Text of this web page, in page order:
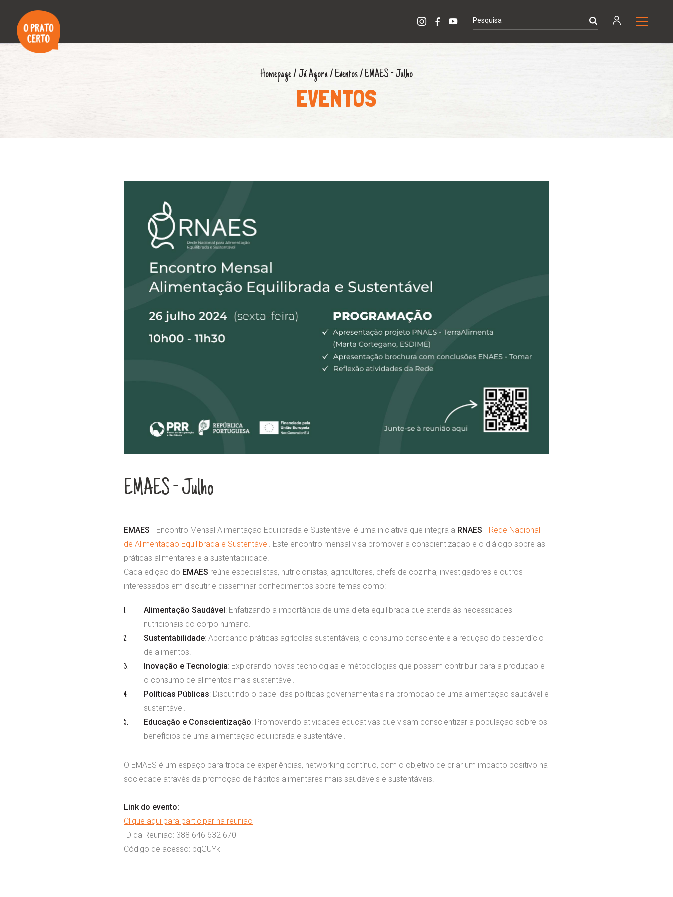
Homepage/ Já Agora/ Eventos/ EMAES - Julho
EVENTOS
EMAES - Julho
EMAES - Encontro Mensal Alimentação Equilibrada e Sustentável é uma iniciativa que integra a RNAES - Rede Nacional
de Alimentação Equilibrada e Sustentável . Este encontro mensal visa promover a conscientização e o diálogo sobre as
práticas alimentares e a sustentabilidade.
Cada edição do EMAES reúne especialistas, nutricionistas, agricultores, chefs de cozinha, investigadores e outros
interessados em discutir e disseminar conhecimentos sobre temas como:
Alimentação Saudável : Enfatizando a importância de uma dieta equilibrada que atenda às necessidades
nutricionais do corpo humano.
Sustentabilidade: Abordando práticas agrícolas sustentáveis, o consumo consciente e a redução do desperdício
de alimentos.
Inovação e Tecnologia: Explorando novas tecnologias e métodologias que possam contribuir para a produção e
o consumo de alimentos mais sustentável.
Políticas Públicas: Discutindo o papel das políticas governamentais na promoção de uma alimentação saudável e
sustentável.
Educação e Conscientização: Promovendo atividades educativas que visam conscientizar a população sobre os
benefícios de uma alimentação equilibrada e sustentável.
O EMAES é um espaço para troca de experiências, networking contínuo, com o objetivo de criar um impacto positivo na
sociedade através da promoção de hábitos alimentares mais saudáveis e sustentáveis.
Link do evento:
Clique aqui para participar na reunião
ID da Reunião: 388 646 632 670
Código de acesso: bqGUYk